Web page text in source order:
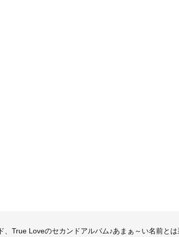
、True Loveのセカンドアルバム♪あまぁ～い名前と